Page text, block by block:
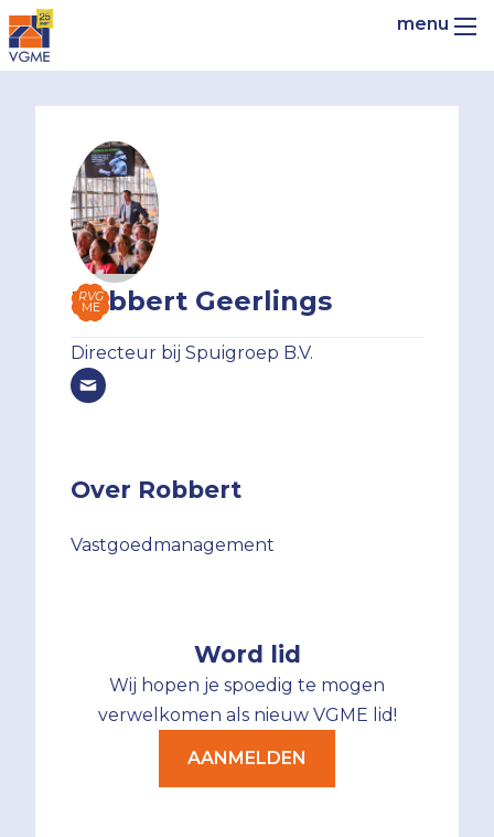
RVG
ME
Robbert Geerlings
Directeur bij Spuigroep B.V.
Word lid
Wij hopen je spoedig te mogen
verwelkomen als nieuw VGME lid!
AANMELDEN
Over Robbert
Vastgoedmanagement